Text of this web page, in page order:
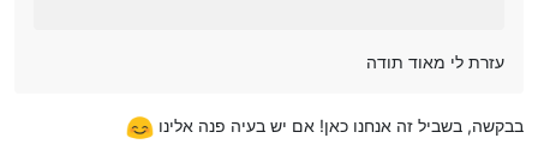
עזרת לי מאוד תודה
בבקשה, בשביל זה אנחנו כאן! אם יש בעיה פנה אלינו